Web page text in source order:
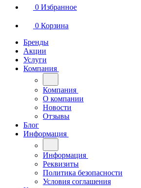
0 Избранное
0 Корзина
Бренды
Акции
Услуги
Компания
Компания
О компании
Новости
Отзывы
Блог
Информация
Информация
Реквизиты
Политика безопасности
Условия соглашения